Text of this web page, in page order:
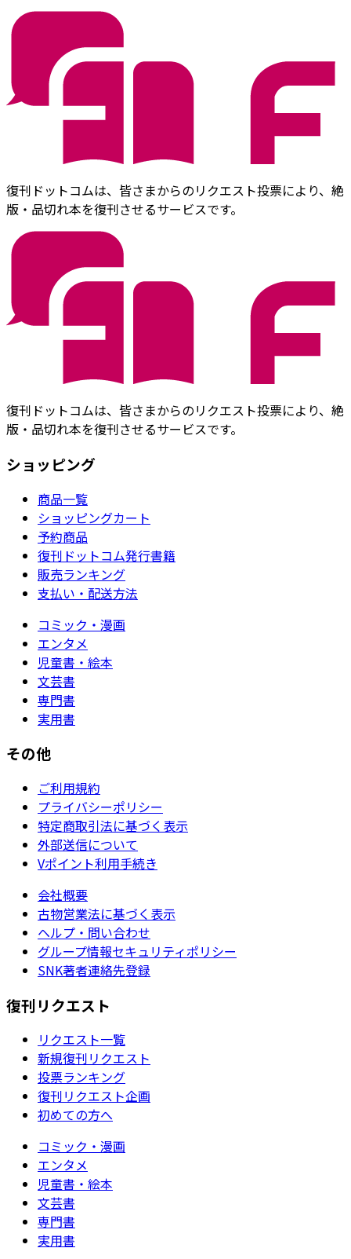
復刊ドットコムは、皆さまからのリクエスト投票により、絶
版・品切れ本を復刊させるサービスです。
復刊ドットコムは、皆さまからのリクエスト投票により、絶
版・品切れ本を復刊させるサービスです。
ショッピング
商品一覧
ショッピングカート
予約商品
復刊ドットコム発行書籍
販売ランキング
支払い・配送方法
コミック・漫画
エンタメ
児童書・絵本
文芸書
専門書
実用書
その他
ご利用規約
プライバシーポリシー
特定商取引法に基づく表示
外部送信について
Vポイント利用手続き
会社概要
古物営業法に基づく表示
ヘルプ・問い合わせ
グループ情報セキュリティポリシー
SNK著者連絡先登録
復刊リクエスト
リクエスト一覧
新規復刊リクエスト
投票ランキング
復刊リクエスト企画
初めての方へ
コミック・漫画
エンタメ
児童書・絵本
文芸書
専門書
実用書